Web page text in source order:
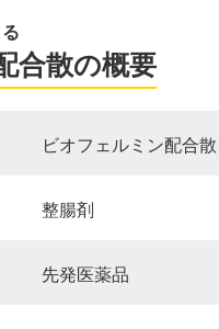
合散の概要
ビオフェルミン配合散
整腸剤
先発医薬品